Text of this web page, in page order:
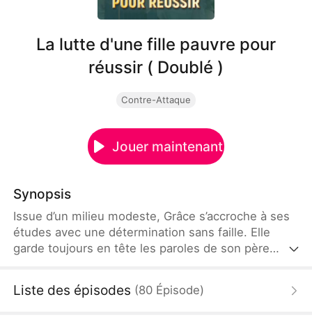
La lutte d'une fille pauvre pour
réussir ( Doublé )
Contre-Attaque
Jouer maintenant
Synopsis
Issue d’un milieu modeste, Grâce s’accroche à ses
études avec une détermination sans faille. Elle
garde toujours en tête les paroles de son père
les pauvres. » Sa persévérance finit par payer, elle
décroche une note exceptionnelle au bac, faisant
Liste des épisodes (80 Épisode)